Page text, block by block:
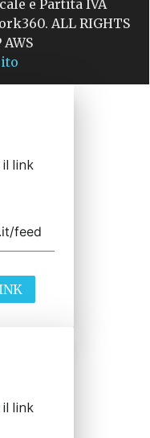
e Partita IVA
ALL RIGHTS
AWS
il link
il link